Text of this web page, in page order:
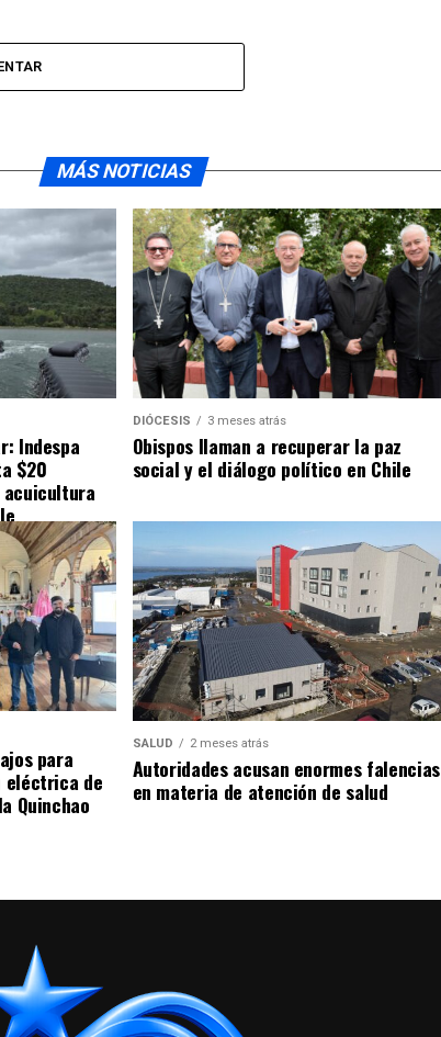
MÁS NOTICIAS
Indespa
$20
DIÓCESIS 3 meses atrás
Obispos llaman a recuperar la paz
social y el diálogo político en Chile
para
eléctrica de
Quinchao
SALUD 2 meses atrás
Autoridades acusan enormes falencias
en materia de atención de salud